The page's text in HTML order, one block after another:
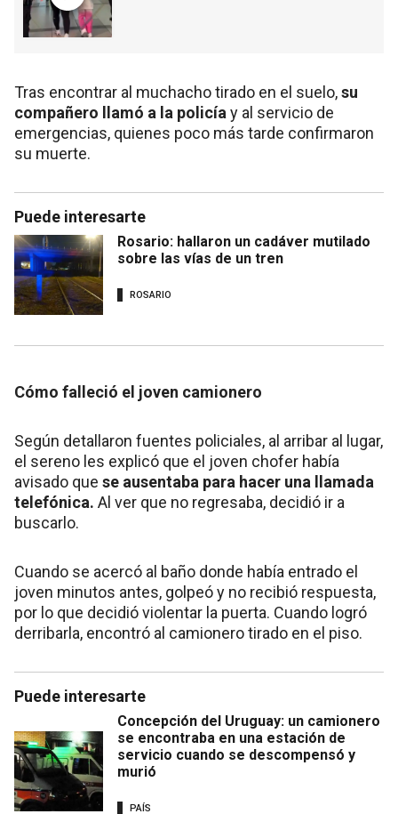
Tras encontrar al muchacho tirado en el suelo,su
compañero llamó a la policía y al servicio de
emergencias, quienes poco más tarde confirmaron
su muerte.
Puede interesarte
Rosario: hallaron un cadáver mutilado
sobre las vías de un tren
ROSARIO
Cómo falleció el joven camionero
Según detallaron fuentes policiales, al arribar al lugar,
el sereno les explicó que el joven chofer había
avisado que se ausentaba para hacer una llamada
telefónica. Al ver que no regresaba, decidió ir a
buscarlo.
Cuando se acercó al baño donde había entrado el
joven minutos antes, golpeó y no recibió respuesta,
por lo que decidió violentar la puerta. Cuando logró
derribarla, encontró al camionero tirado en el piso.
Puede interesarte
Concepción del Uruguay: un camionero
se encontraba en una estación de
servicio cuando se descompensó y
murió
PAÍS